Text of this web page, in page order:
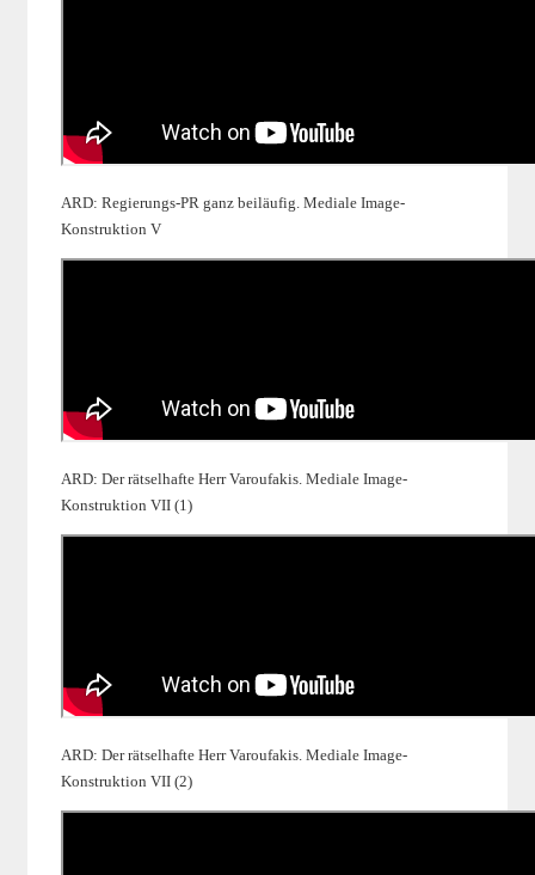
ARD: Regierungs-PR ganz beiläufig. Mediale Image-
Konstruktion V
ARD: Der rätselhafte Herr Varoufakis. Mediale Image-
Konstruktion VII (1)
ARD: Der rätselhafte Herr Varoufakis. Mediale Image-
Konstruktion VII (2)